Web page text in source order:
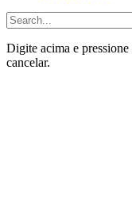
Digite acima e pressione
cancelar.